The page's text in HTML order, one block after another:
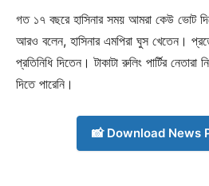
গত ১৭ বছরে হাসিনার সময় আমরা কেউ ভোট
আরও বলেন, হাসিনার এমপিরা ঘুস খেতেন।
প্রতিনিধি দিতেন। টাকাটা রুলিং পার্টির
দিতে পারেনি।
📸 Download News